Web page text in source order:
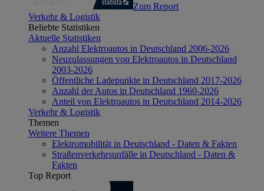
Zum Report
Verkehr & Logistik
Beliebte Statistiken
Aktuelle Statistiken
Anzahl Elektroautos in Deutschland 2006-2026
Neuzulassungen von Elektroautos in Deutschland
2003-2026
Öffentliche Ladepunkte in Deutschland 2017-2026
Anzahl der Autos in Deutschland 1960-2026
Anteil von Elektroautos in Deutschland 2014-2026
Verkehr & Logistik
Themen
Weitere Themen
Elektromobilität in Deutschland - Daten & Fakten
Straßenverkehrsunfälle in Deutschland - Daten &
Fakten
Top Report